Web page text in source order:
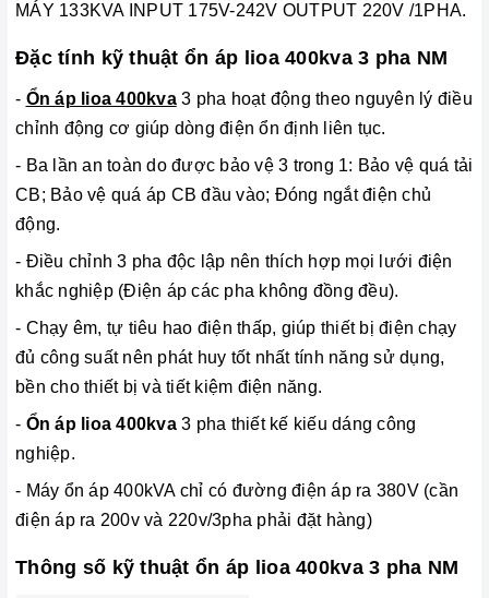
MÁY 133KVA INPUT 175V-242V OUTPUT 220V /1PHA.
Đặc tính kỹ thuật ổn áp lioa 400kva 3 pha NM
- Ổn áp lioa 400kva3 pha hoạt động theo nguyên lý điều
chỉnh động cơ giúp dòng điện ổn định liên tục.
- Ba lần an toàn do được bảo vệ 3 trong 1: Bảo vệ quá tải
CB; Bảo vệ quá áp CB đầu vào; Đóng ngắt điện chủ
động.
- Điều chỉnh 3 pha độc lập nên thích hợp mọi lưới điện
khắc nghiệp (Điện áp các pha không đồng đều).
- Chạy êm, tự tiêu hao điện thấp, giúp thiết bị điện chạy
đủ công suất nên phát huy tốt nhất tính năng sử dụng,
bền cho thiết bị và tiết kiệm điện năng.
- Ổn áp lioa 400kva3 pha thiết kế kiếu dáng công
nghiệp.
- Máy ổn áp 400kVA chỉ có đường điện áp ra 380V (cần
điện áp ra 200v và 220v/3pha phải đặt hàng)
Thông số kỹ thuật ổn áp lioa 400kva 3 pha NM